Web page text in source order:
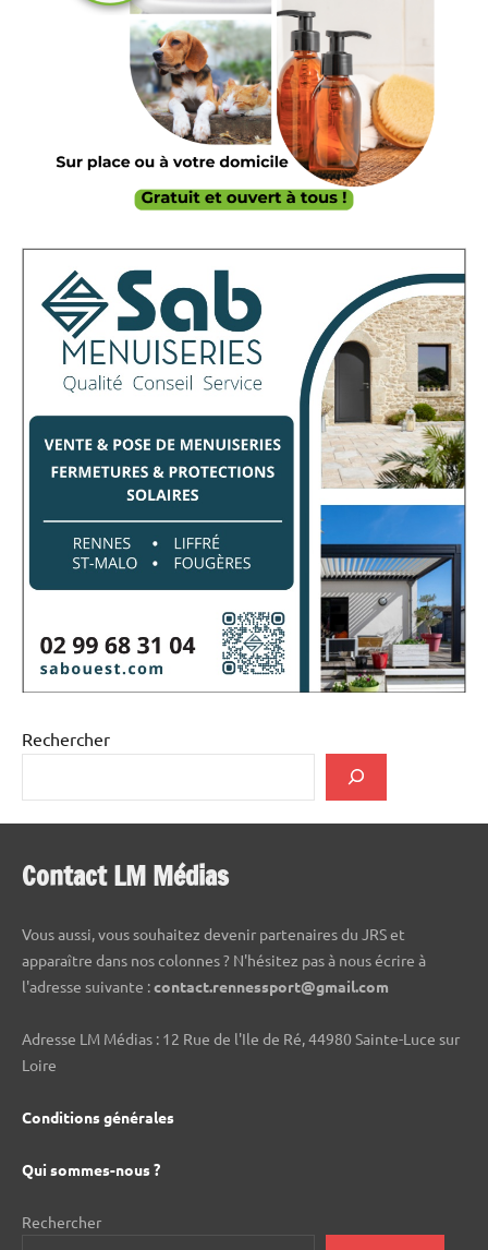
Rechercher
Contact LM Médias
Vous aussi, vous souhaitez devenir partenaires du JRS et
apparaître dans nos colonnes ? N'hésitez pas à nous écrire à
l'adresse suivante :contact.rennessport@gmail.com
Adresse LM Médias : 12 Rue de l'Ile de Ré, 44980 Sainte-Luce sur
Loire
Conditions générales
Qui sommes-nous ?
Rechercher